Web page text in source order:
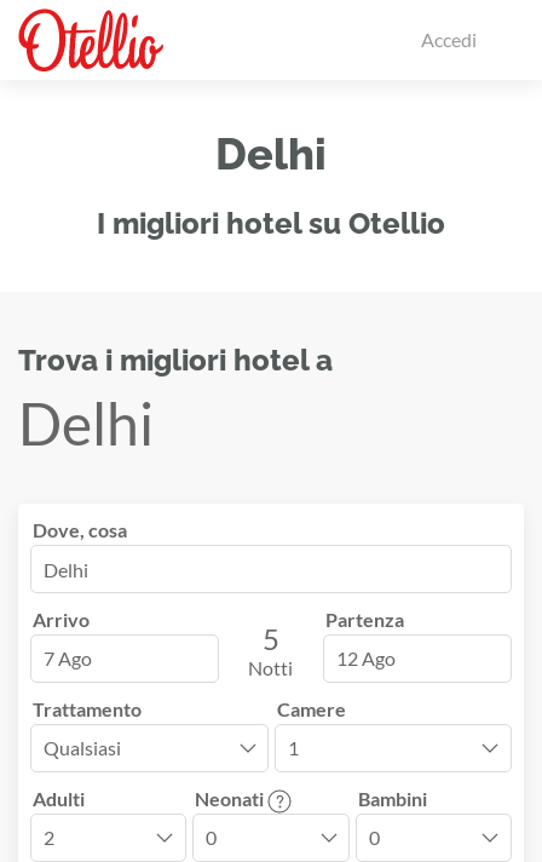
Accedi
Delhi
I migliori hotel su Otellio
Trova i migliori hotel a
Delhi
Dove, cosa
Arrivo
7 Ago
5
Notti
Partenza
12 Ago
Trattamento Camere
Adulti Neonati Bambini